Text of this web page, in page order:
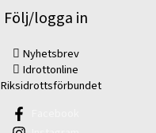
Följ/logga in
Nyhetsbrev
Idrottonline
Riksidrottsförbundet